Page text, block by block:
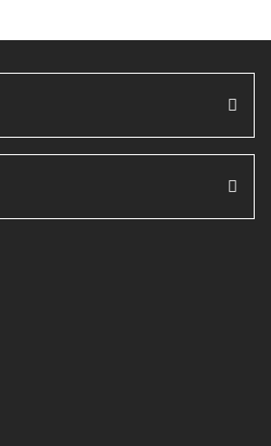
veya görüntülenemiyor.
bulunuyor.
pahalı.
olmalı.